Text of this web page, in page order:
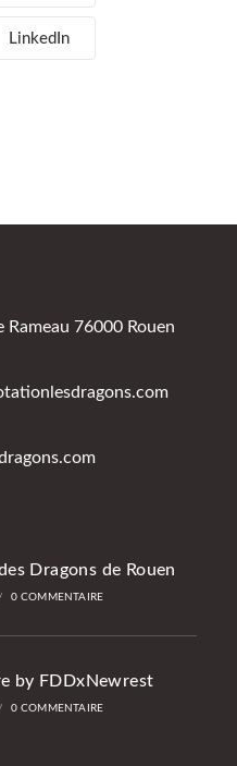
LinkedIn
Rameau 76000 Rouen
S’ouvre
Dragons de Rouen
/ 0 COMMENTAIRE
by FDDxNewrest
0 COMMENTAIRE